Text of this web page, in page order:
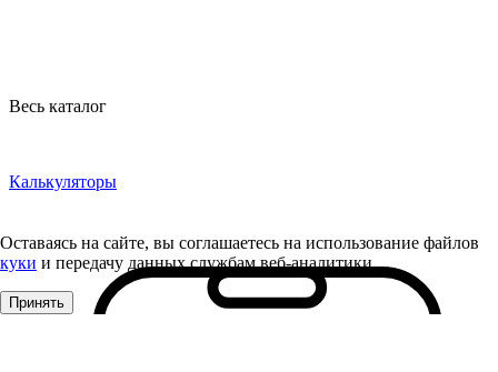
Весь каталог
Калькуляторы
Оставаясь на сайте, вы соглашаетесь на использование файлов
куки и передачу данных службам веб-аналитики
Принять